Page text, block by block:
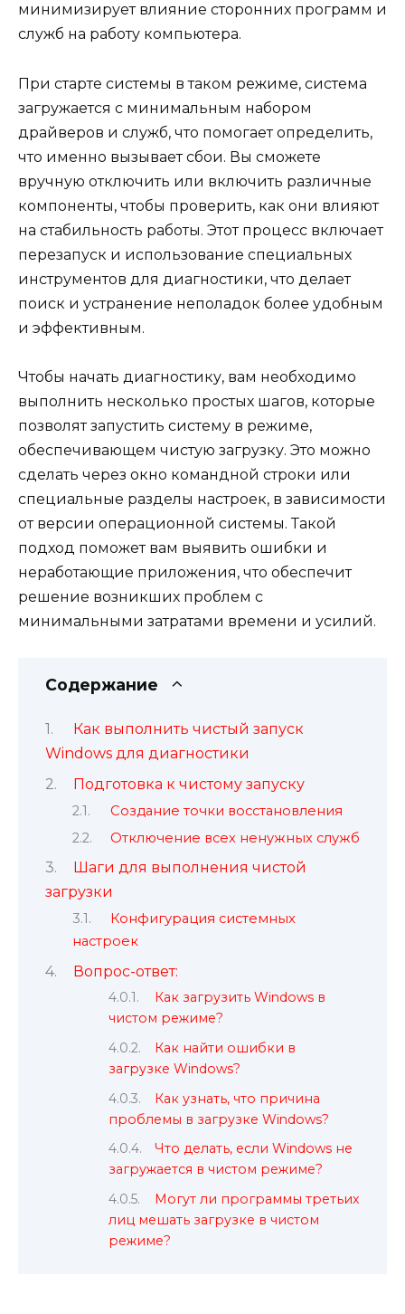
минимизирует влияние сторонних программ и
служб на работу компьютера.
При старте системы в таком режиме, система
загружается с минимальным набором
драйверов и служб, что помогает определить,
что именно вызывает сбои. Вы сможете
вручную отключить или включить различные
компоненты, чтобы проверить, как они влияют
на стабильность работы. Этот процесс включает
перезапуск и использование специальных
инструментов для диагностики, что делает
поиск и устранение неполадок более удобным
и эффективным.
Чтобы начать диагностику, вам необходимо
выполнить несколько простых шагов, которые
позволят запустить систему в режиме,
обеспечивающем чистую загрузку. Это можно
сделать через окно командной строки или
специальные разделы настроек, в зависимости
от версии операционной системы. Такой
подход поможет вам выявить ошибки и
неработающие приложения, что обеспечит
решение возникших проблем с
минимальными затратами времени и усилий.
Содержание
Как выполнить чистый запуск
Windows для диагностики
Подготовка к чистому запуску
Создание точки восстановления
Отключение всех ненужных служб
Шаги для выполнения чистой
загрузки
Конфигурация системных
настроек
Вопрос-ответ:
Как загрузить Windows в
чистом режиме?
Как найти ошибки в
загрузке Windows?
Как узнать, что причина
проблемы в загрузке Windows?
Что делать, если Windows не
загружается в чистом режиме?
Могут ли программы третьих
лиц мешать загрузке в чистом
режиме?